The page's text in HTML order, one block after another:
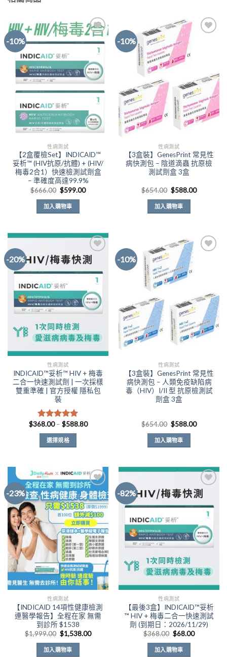
種
款
式。
可
產
面
擇
項
種
式。
可
在
品
頁
面
選
項
-10%
Wishlist
性病測試
【2盒覆檢Set】INDICAID™
妥析™ (HIV抗原/抗體) + (HIV/
梅毒2合1）快速檢測試劑盒
– 準確度高達99.9%
$666.00 原
始
價
格：
$666.00。
$599.00目
加入購物車
-10%
性病測試
【3盒裝】GenesPrint 常見性
病快測包 – 陰道滴蟲 抗原檢
測試劑盒 3盒
$654.00 原
始
價
格：
$654.00。
$588.00目
加入購物車
-20%
Add to
Wishlist
性病測試
INDICAID™妥析™ HIV + 梅毒
二合一快速測試劑 | 一次採樣
雙重準確 | 官方授權 隱私包
裝
評分5.00
滿分 5
$368.00 – $588.80價
選擇規格
品
有
多
種
款
式。
可
在
產
品
頁
面
選
擇
選
項
-10%
性病測試
【3盒裝】GenesPrint 常見性
病快測包 – 人類免疫缺陷病
毒（HIV）I/II 型 抗原檢測試
劑盒 3盒
$654.00 原
始
價
格：
$654.00。
$588.00目
加入購物車
-23%
Add to
Wishlist
性病測試
【INDICAID 14項性健康檢測
連醫學報告】全程在家 無需
到診所 $1538
$1,999.00 原
始
價
格：
$1,538.00目
加入購物車
-82%
Add to
Wishlist
性病測試
【最後3盒】INDICAID™妥析
™ HIV + 梅毒二合一快速測試
劑 (到期日：2026/11/29)
$368.00 原
始
價
格：
$68.00目
加入購物車